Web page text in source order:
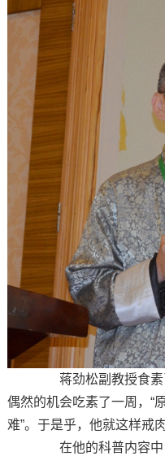
蒋劲松副教授食素
偶然的机会吃素了一周，“
难”。于是乎，他就这样戒肉
在他的科普内容中